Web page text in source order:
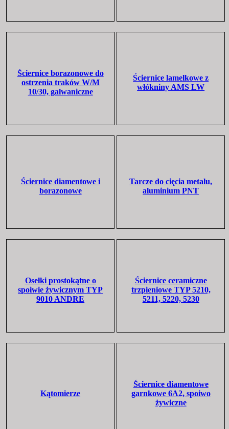
Ściernice borazonowe do
ostrzenia traków W/M
10/30, galwaniczne
Ściernice lamelkowe z
włókniny AMS LW
Ściernice diamentowe i
borazonowe
Tarcze do cięcia metalu,
aluminium PNT
Osełki prostokątne o
spoiwie żywicznym TYP
9010 ANDRE
Ściernice ceramiczne
trzpieniowe TYP 5210,
5211, 5220, 5230
Kątomierze
Ściernice diamentowe
garnkowe 6A2, spoiwo
żywiczne